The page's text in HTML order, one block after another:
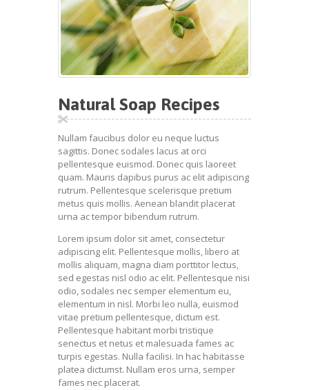
Natural Soap Recipes
Nullam faucibus dolor eu neque luctus
sagittis. Donec sodales lacus at orci
pellentesque euismod. Donec quis laoreet
quam. Mauris dapibus purus ac elit adipiscing
rutrum. Pellentesque scelerisque pretium
metus quis mollis. Aenean blandit placerat
urna ac tempor bibendum rutrum.
Lorem ipsum dolor sit amet, consectetur
adipiscing elit. Pellentesque mollis, libero at
mollis aliquam, magna diam porttitor lectus,
sed egestas nisl odio ac elit. Pellentesque nisi
odio, sodales nec semper elementum eu,
elementum in nisl. Morbi leo nulla, euismod
vitae pretium pellentesque, dictum est.
Pellentesque habitant morbi tristique
senectus et netus et malesuada fames ac
turpis egestas. Nulla facilisi. In hac habitasse
platea dictumst. Nullam eros urna, semper
fames nec placerat.